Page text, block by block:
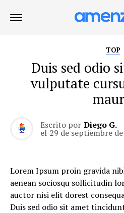
TOP
Duis sed odio
vulputate
Escrito por Diego G.
el 29 de septiembre
Lorem Ipsum proin gravida
aenean sociosqu sollicitudin
auctor nisi elit dorest
Duis sed odio sit amet